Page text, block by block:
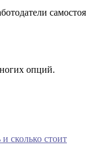
опций.
сколько стоит